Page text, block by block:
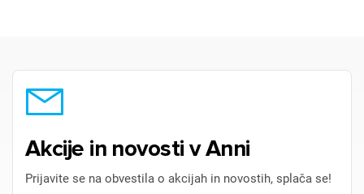
Akcije in novosti v Anni
Prijavite se na obvestila o akcijah in novostih, splača se!